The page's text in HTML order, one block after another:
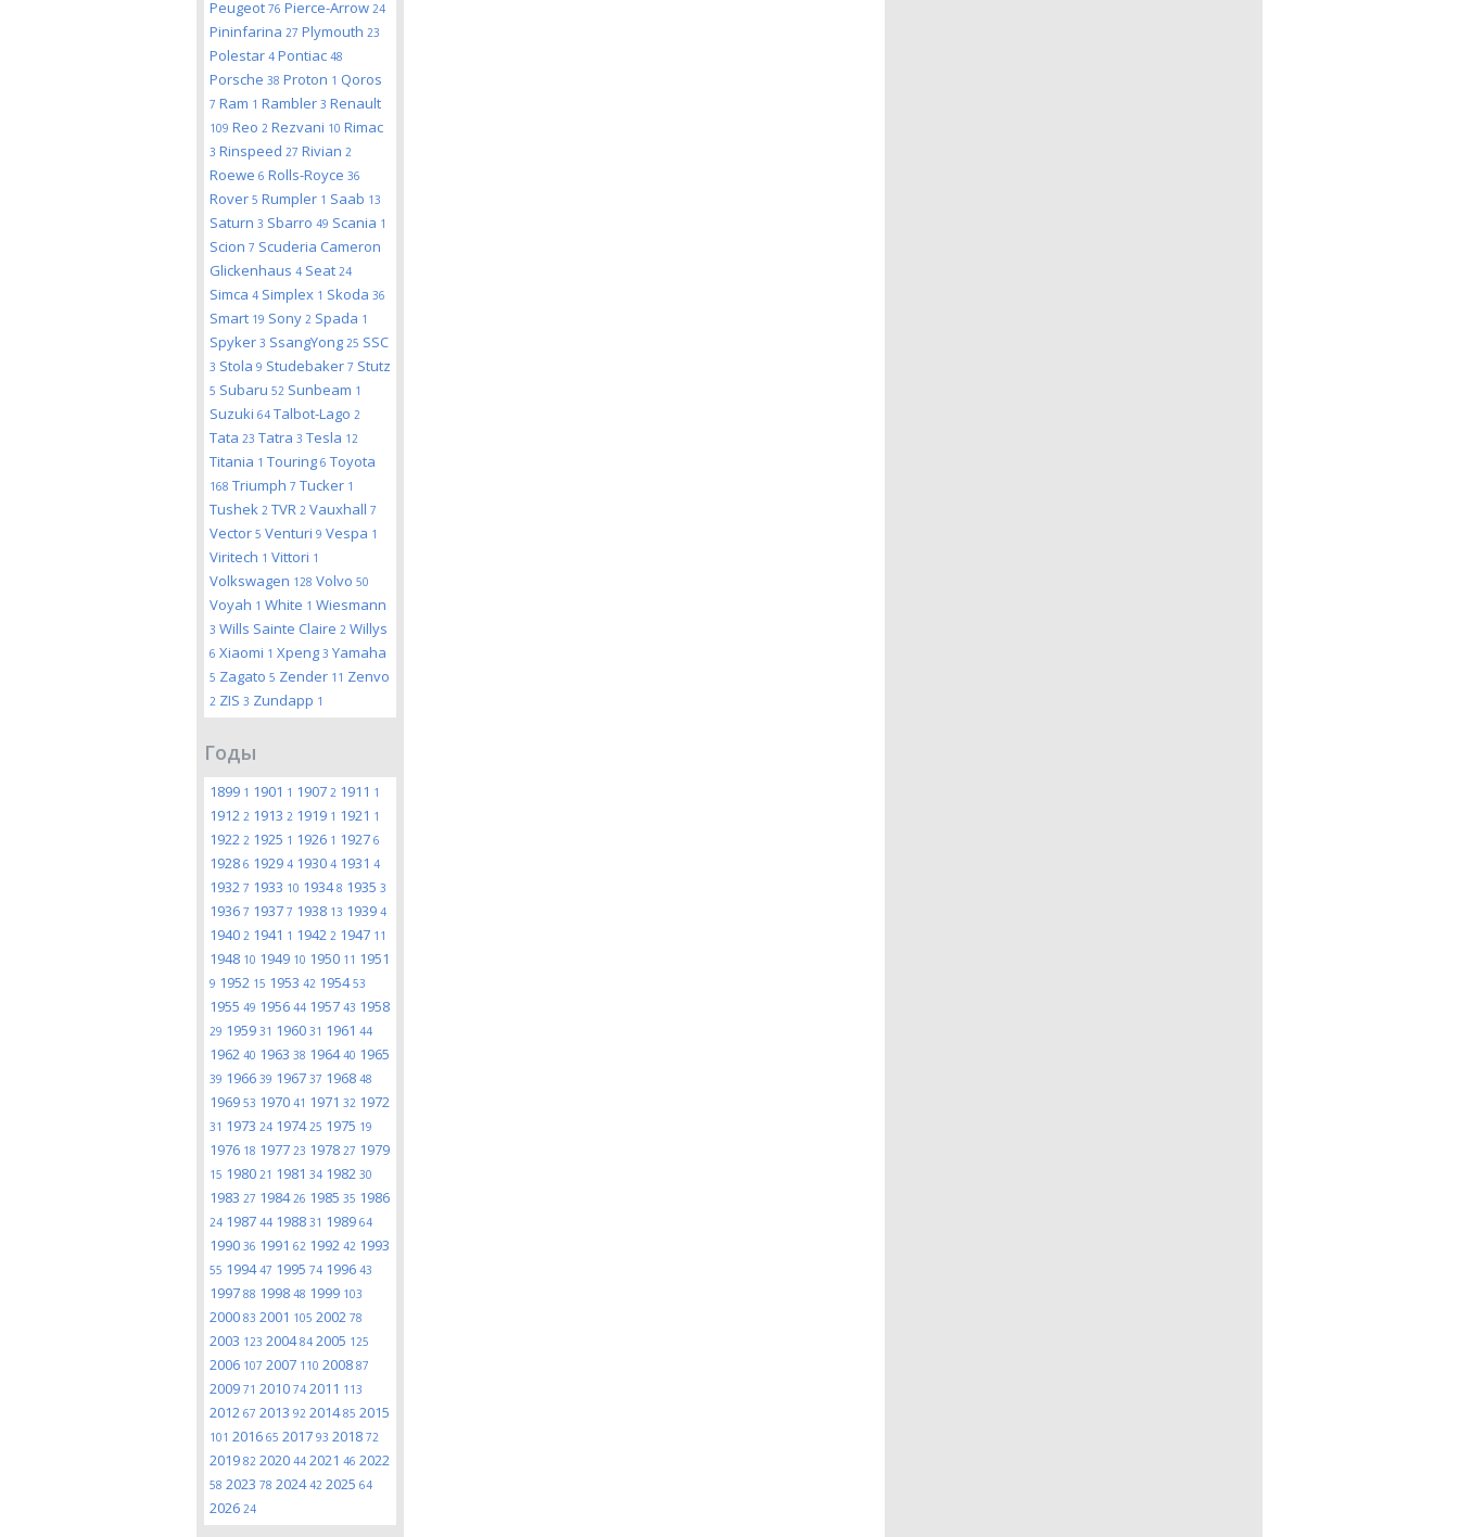
Peugeot 76 Pierce-Arrow 24
Pininfarina 27 Plymouth 23
Polestar 4 Pontiac 48
Porsche 38 Proton 1 Qoros
7 Ram 1 Rambler 3 Renault
109 Reo 2 Rezvani 10 Rimac
3 Rinspeed 27 Rivian 2
Roewe 6 Rolls-Royce 36
Rover 5 Rumpler 1 Saab 13
Saturn 3 Sbarro 49 Scania 1
Scion 7 Scuderia Cameron
Glickenhaus 4 Seat 24
Simca 4 Simplex 1 Skoda 36
Smart 19 Sony 2 Spada 1
Spyker 3 SsangYong 25 SSC
3 Stola 9 Studebaker 7 Stutz
5 Subaru 52 Sunbeam 1
Suzuki 64 Talbot-Lago 2
Tata 23 Tatra 3 Tesla 12
Titania 1 Touring 6 Toyota
168 Triumph 7 Tucker 1
Tushek 2 TVR 2 Vauxhall 7
Vector 5 Venturi 9 Vespa 1
Viritech 1 Vittori 1
Volkswagen 128 Volvo 50
Voyah 1 White 1 Wiesmann
3 Wills Sainte Claire 2 Willys
6 Xiaomi 1 Xpeng 3 Yamaha
5 Zagato 5 Zender 11 Zenvo
2 ZIS 3 Zundapp 1
Годы
1899 1 1901 1 1907 2 1911 1
1912 2 1913 2 1919 1 1921 1
1922 2 1925 1 1926 1 1927 6
1928 6 1929 4 1930 4 1931 4
1932 7 1933 10 19348 1935 3
1936 7 1937 7 1938 13 1939 4
1940 2 1941 1 1942 2 1947 11
1948 10 1949 10 1950 11 1951
9 1952 15 1953 42 195453
1955 49 1956 44 1957 43 1958
29 1959 31 1960 31 1961 44
1962 40 1963 38 196440 1965
39 1966 39 1967 37 1968 48
1969 53 1970 41 1971 32 1972
31 1973 24 197425 1975 19
1976 18 1977 23 1978 27 1979
15 1980 21 1981 34 1982 30
1983 27 198426 1985 35 1986
24 1987 44 1988 31 1989 64
1990 36 1991 62 1992 42 1993
55 199447 1995 74 1996 43
1997 88 1998 48 1999 103
2000 83 2001 105 2002 78
2003 123 200484 2005 125
2006 107 2007 110 2008 87
2009 71 2010 74 2011 113
2012 67 2013 92 201485 2015
101 2016 65 2017 93 2018 72
2019 82 2020 44 2021 46 2022
58 2023 78 202442 2025 64
2026 24